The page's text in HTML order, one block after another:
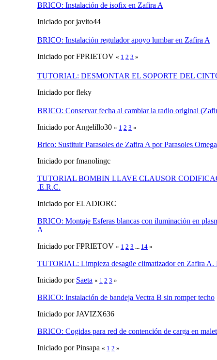
BRICO: Instalación de isofix en Zafira A
Iniciado por javito44
BRICO: Instalación regulador apoyo lumbar en Zafira A
Iniciado por FPRIETOV « 1 2 3 »
TUTORIAL: DESMONTAR EL SOPORTE DEL
Iniciado por fleky
BRICO: Conservar fecha al cambiar la radio original
Iniciado por Angelillo30 « 1 2 3 »
Brico: Sustituir Parasoles de Zafira A por Parasoles Omega
Iniciado por fmanolingc
TUTORIAL BOMBIN LLAVE CLAUSOR
.E.R.C.
Iniciado por ELADIORC
BRICO: Montaje Esferas blancas con iluminación en
A
Iniciado por FPRIETOV « 1 2 3 ... 14 »
TUTORIAL: Limpieza desagüe climatizador en Zafira A.
Iniciado por Saeta « 1 2 3 »
BRICO: Instalación de bandeja Vectra B sin romper techo
Iniciado por JAVIZX636
BRICO: Cogidas para red de contención de carga en
Iniciado por Pinsapa « 1 2 »